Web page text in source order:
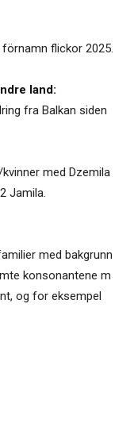
flickor 2025.
land:
fra Balkan siden
med Dzemila
Jamila.
med bakgrunn
konsonantene m
og for eksempel